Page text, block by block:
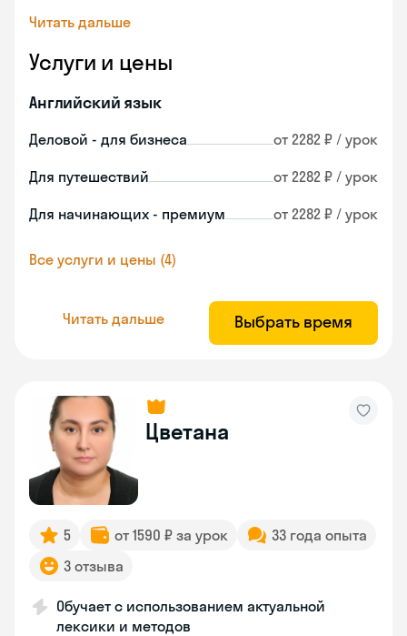
Читать дальше
Услуги и цены
Английский язык
Деловой - для бизнеса от 2282 ₽ / урок
Для путешествий от 2282 ₽ / урок
Для начинающих - премиум от 2282 ₽ / урок
Все услуги и цены (4)
Читать дальше Выбрать время
Цветана
5 от 1590 ₽ за урок
33 года опыта
3 отзыва
Обучает с использованием актуальной
лексики и методов